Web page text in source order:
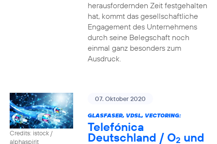
herausfordernden Zeit festgehalten
hat, kommt das gesellschaftliche
Engagement des Unternehmens
durch seine Belegschaft noch
einmal ganz besonders zum
Ausdruck.
Credits: istock /
alphaspirit
07. Oktober 2020
GLASFASER, VDSL, VECTORING:
Telefónica
Deutschland / O2 und